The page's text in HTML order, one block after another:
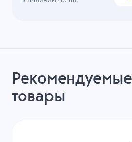
Рекомендуемые
товары